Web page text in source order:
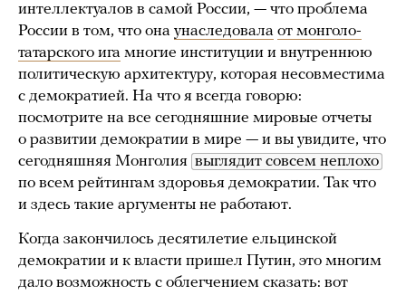
интеллектуалов в самой России, — что проблема
России в том, что она унаследовала от монголо-
татарского ига многие институции и внутреннюю
политическую архитектуру, которая несовместима
с демократией. На что я всегда говорю:
посмотрите на все сегодняшние мировые отчеты
о развитии демократии в мире — и вы увидите, что
сегодняшняя Монголия выглядит совсем неплохо
по всем рейтингам здоровья демократии. Так что
и здесь такие аргументы не работают.
Когда закончилось десятилетие ельцинской
демократии и к власти пришел Путин, это многим
дало возможность с облегчением сказать: вот